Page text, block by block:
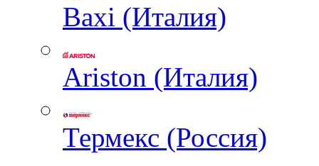
Baxi (Италия)
Ariston (Италия)
Термекс (Россия)